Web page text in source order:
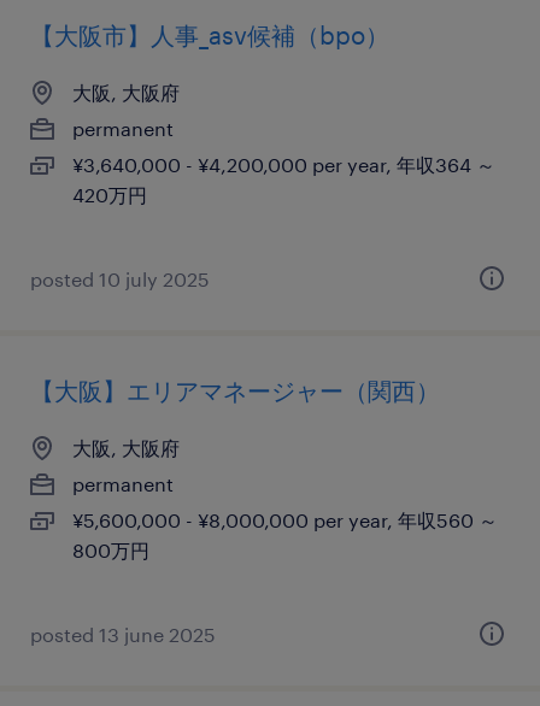
【大阪市】人事_asv候補（bpo）
大阪, 大阪府
permanent
¥3,640,000 - ¥4,200,000 per year, 年収364 ～
420万円
posted 10 july 2025
【大阪】エリアマネージャー（関西）
大阪, 大阪府
permanent
¥5,600,000 - ¥8,000,000 per year, 年収560 ～
800万円
posted 13 june 2025